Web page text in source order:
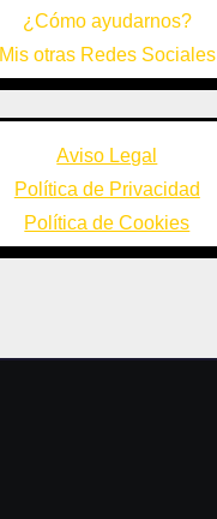
¿Cómo ayudarnos?
Mis otras Redes Sociales
Aviso Legal
Política de Privacidad
Política de Cookies